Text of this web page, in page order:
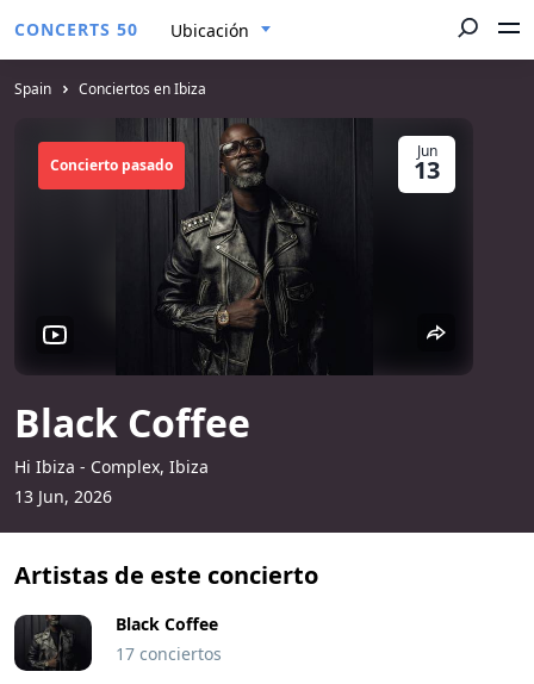
CONCERTS 50 Ubicación
Spain Conciertos en Ibiza
Black Coffee
13 Jun, 2026
Hi Ibiza - Complex, Ibiza
Jun
13
Concierto pasado
Artistas de este concierto
Black Coffee
17 conciertos